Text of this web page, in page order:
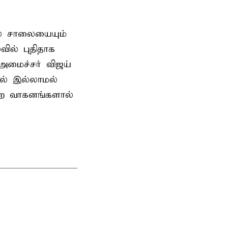
சாலையையும்
புதிதாக
விஜய்
இல்லாமல்
வாகனங்களால்